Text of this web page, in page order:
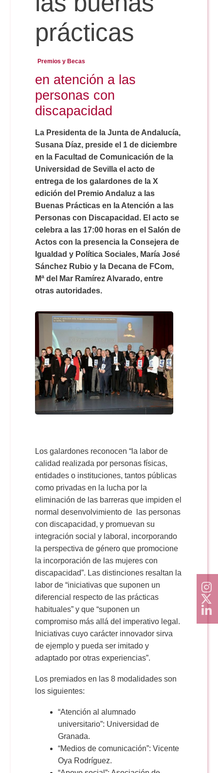
Reservas
Calendario Lectivo
Horarios
Periodismo
Publicidad y RR.PP
Comunicación Audiovisual
Doble Grado PER/CAV
Exámenes Grado
Periodismo
Publicidad y RR.PP
Comunicación Audiovisual
Doble Grado PER/CAV
Secretaría Virtual
#miTFG
#YoPractico
Boletines
prácticas
Premios y Becas
en atención a las
personas con
discapacidad
La Presidenta de la Junta de Andalucía,
Susana Díaz, preside el 1 de diciembre
en la Facultad de Comunicación de la
Universidad de Sevilla el acto de
entrega de los galardones de la X
edición del Premio Andaluz a las
Buenas Prácticas en la Atención a las
Personas con Discapacidad. El acto se
celebra a las 17:00 horas en el Salón de
Actos con la presencia la Consejera de
Igualdad y Política Sociales, María José
Sánchez Rubio y la Decana de FCom,
Mª del Mar Ramírez Alvarado, entre
otras autoridades.
Los galardones reconocen “la labor de
calidad realizada por personas físicas,
entidades o instituciones, tantos públicas
como privadas en la lucha por la
eliminación de las barreras que impiden el
normal desenvolvimiento de las personas
con discapacidad, y promuevan su
integración social y laboral, incorporando
la perspectiva de género que promocione
la incorporación de las mujeres con
discapacidad”. Las distinciones resaltan la
labor de “iniciativas que suponen un
diferencial respecto de las prácticas
habituales” y que “suponen un
compromiso más allá del imperativo legal.
Iniciativas cuyo carácter innovador sirva
de ejemplo y pueda ser imitado y
adaptado por otras experiencias”.
Los premiados en las 8 modalidades son
los siguientes:
“Atención al alumnado
universitario”: Universidad de
Granada.
“Medios de comunicación”: Vicente
Oya Rodríguez.